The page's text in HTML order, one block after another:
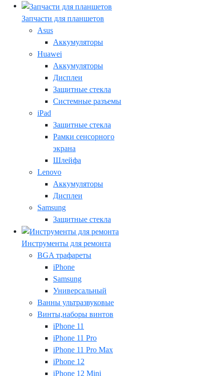
Запчасти для планшетов
Asus
Аккумуляторы
Huawei
Аккумуляторы
Дисплеи
Защитные стекла
Системные разъемы
iPad
Защитные стекла
Рамки сенсорного
экрана
Шлейфа
Lenovo
Аккумуляторы
Дисплеи
Samsung
Защитные стекла
Инструменты для ремонта
BGA трафареты
iPhone
Samsung
Универсальный
Ванны ультразвуковые
Винты,наборы винтов
iPhone 11
iPhone 11 Pro
iPhone 11 Pro Max
iPhone 12
iPhone 12 Mini